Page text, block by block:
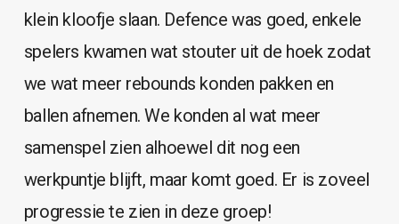
klein kloofje slaan. Defence was goed, enkele
spelers kwamen wat stouter uit de hoek zodat
we wat meer rebounds konden pakken en
ballen afnemen. We konden al wat meer
samenspel zien alhoewel dit nog een
werkpuntje blijft, maar komt goed. Er is zoveel
progressie te zien in deze groep!